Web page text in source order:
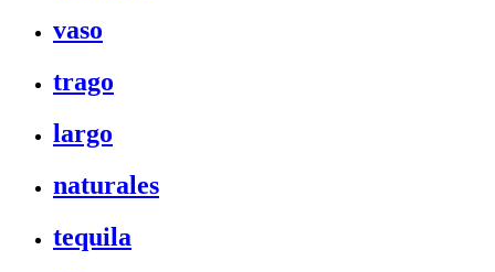
vaso
trago
largo
naturales
tequila